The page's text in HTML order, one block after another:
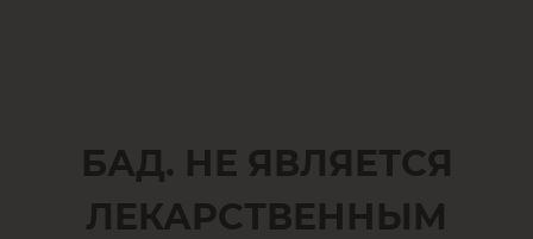
БАД. НЕ ЯВЛЯЕТСЯ
ЛЕКАРСТВЕННЫМ